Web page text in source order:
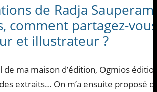
de Radja
comment partagez-
et illustrateur ?
de ma maison d’édition, Ogmios
extraits… On m’a ensuite proposé